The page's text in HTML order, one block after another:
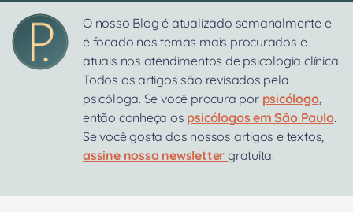
O nosso Blog é atualizado semanalmente e
é focado nos temas mais procurados e
atuais nos atendimentos de psicologia clínica.
Todos os artigos são revisados pela
psicóloga. Se você procura por psicólogo,
então conheça os psicólogos em São Paulo.
Se você gosta dos nossos artigos e textos,
assine nossa newsletter gratuita.